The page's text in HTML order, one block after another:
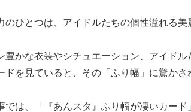
のひとつは、アイドルたちの個性溢れる美
豊かな衣装やシチュエーション、アイドル
ドを見ていると、その「ふり幅」に驚かさ
では、「『あんスタ』ふり幅が凄いカード